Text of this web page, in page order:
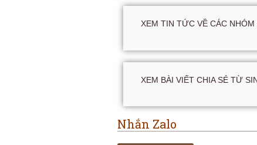
XEM TIN TỨC VỀ CÁC NHÓM
XEM BÀI VIẾT CHIA SẺ TỪ
Nhắn Zalo